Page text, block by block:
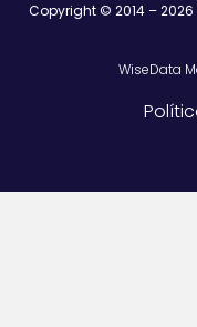
Copyright © 2014 –
WiseData